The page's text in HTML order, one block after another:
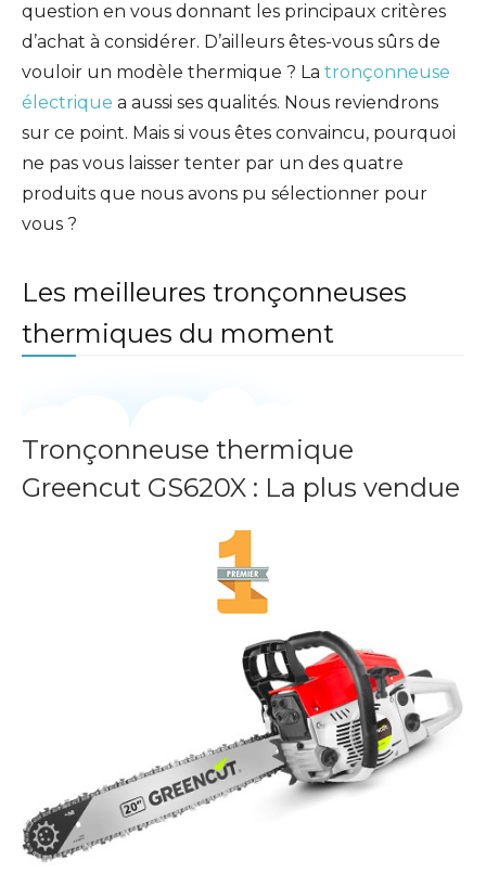
question en vous donnant les principaux critères
d’achat à considérer. D’ailleurs êtes-vous sûrs de
vouloir un modèle thermique ? La tronçonneuse
électrique a aussi ses qualités. Nous reviendrons
sur ce point. Mais si vous êtes convaincu, pourquoi
ne pas vous laisser tenter par un des quatre
produits que nous avons pu sélectionner pour
vous ?
Les meilleures tronçonneuses
thermiques du moment
Tronçonneuse thermique
Greencut GS620X : La plus vendue